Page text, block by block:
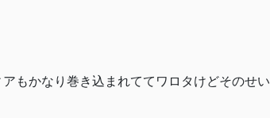
もかなり巻き込まれててワロタけどそのせい